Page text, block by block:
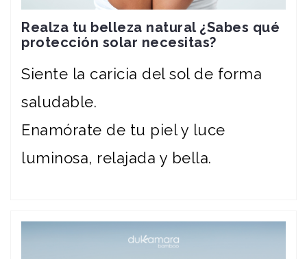
Realza tu belleza natural ¿Sabes qué
protección solar necesitas?
Siente la caricia del sol de forma
saludable.
Enamórate de tu piel y luce
luminosa, relajada y bella.